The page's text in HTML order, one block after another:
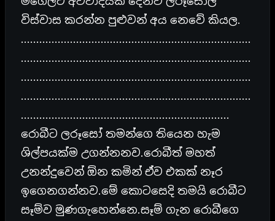
විස්වාස කරන්න පුළුවන් අය නෙවේ කියල.
…………………………………………………………………
…………………………………………………………………
…………………………………………………………………
…………………………………………………………………
…………………………………………………………..
රොබීට ලරූසෝ තමන්ගෙ තියෙන හැම
ශිල්පයක්ම උගන්නනව.රොබීත් මහත්
උනන්දුවෙන් ඕන කමින් ඒව එකක් නෑර
ඉගෙනගන්නව.මේ කොටසෙදි තමයි රොබීට
සෑම්ව මුණගැහෙන්නෙ.සෑම් ගැන රොබීගෙ